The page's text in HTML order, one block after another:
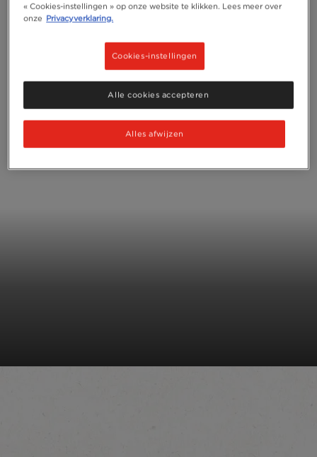
« Cookies-instellingen » op onze website te klikken. Lees meer over
onze Privacyverklaring.
Cookies-instellingen
Alles afwijzen
Alle cookies accepteren